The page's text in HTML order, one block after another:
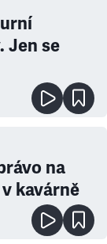
Jen se
na
kavárně